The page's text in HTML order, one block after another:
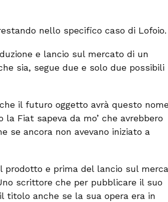
nello specifico caso di Lofoio.
e lancio sul mercato di un
sia, segue due e solo due possibili
il futuro oggetto avrà questo
la Fiat sapeva da mo’ che avrebbero
se ancora non avevano iniziato a
prodotto e prima del lancio sul
scrittore che per pubblicare il suo
titolo anche se la sua opera era in